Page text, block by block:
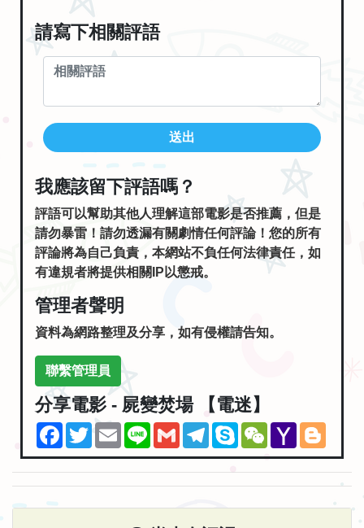
請寫下相關評語
送出
我應該留下評語嗎？
評語可以幫助其他人理解這部電影是否推薦，但是
請勿暴雷！請勿透漏有關劇情任何評論！您的所有
評論將為自己負責，本網站不負任何法律責任，如
有違規者將提供相關IP以懲戒。
管理者聲明
資料為網路整理及分享，如有侵權請告知。
聯繫管理員
分享電影 - 屍變焚場 【電迷】
Facebook
TwitterEmailLine GmailTelegramSkypeWeChatYahoo
Mail